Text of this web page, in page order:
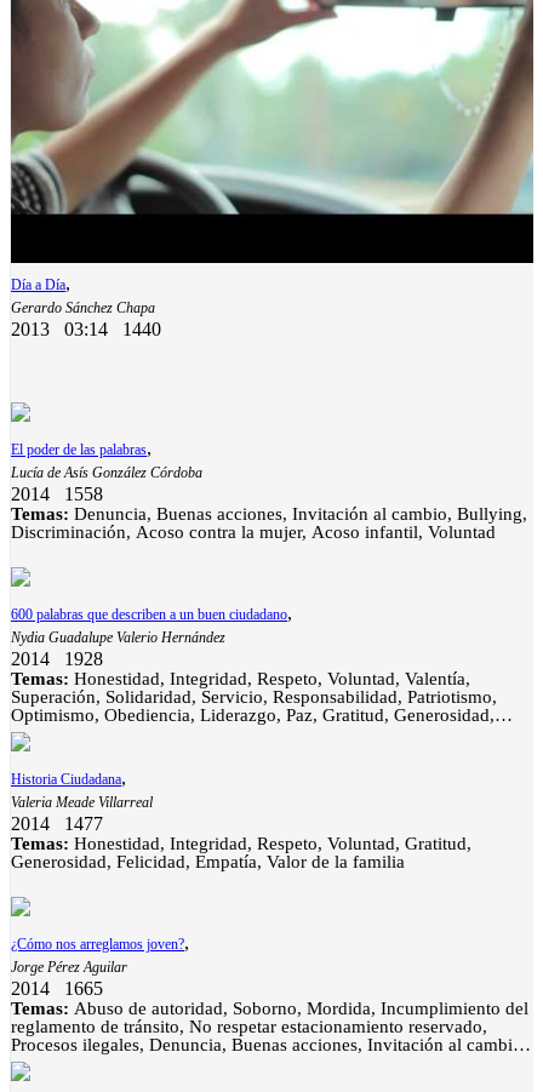
Día a Día,
Gerardo Sánchez Chapa
2013 03:14 1440
El poder de las palabras,
Lucía de Asís González Córdoba
2014 1558
Temas: Denuncia, Buenas acciones, Invitación al cambio, Bullying,
Discriminación, Acoso contra la mujer, Acoso infantil, Voluntad
600 palabras que describen a un buen ciudadano,
Nydia Guadalupe Valerio Hernández
2014 1928
Temas: Honestidad, Integridad, Respeto, Voluntad, Valentía,
Superación, Solidaridad, Servicio, Responsabilidad, Patriotismo,
Optimismo, Obediencia, Liderazgo, Paz, Gratitud, Generosidad,
Felicidad, Empatía, Valor de la familia, Ecología, Consejo, Bullying,
Discriminación, Denuncia, Buenas acciones, Voto, Invitación al
cambio
Historia Ciudadana,
Valeria Meade Villarreal
2014 1477
Temas: Honestidad, Integridad, Respeto, Voluntad, Gratitud,
Generosidad, Felicidad, Empatía, Valor de la familia
¿Cómo nos arreglamos joven?,
Jorge Pérez Aguilar
2014 1665
Temas: Abuso de autoridad, Soborno, Mordida, Incumplimiento del
reglamento de tránsito, No respetar estacionamiento reservado,
Procesos ilegales, Denuncia, Buenas acciones, Invitación al cambio,
Honestidad, Integridad, Respeto, Voluntad, Responsabilidad,
Patriotismo